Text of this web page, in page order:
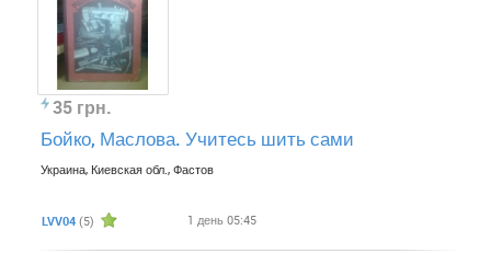
35 грн.
Бойко, Маслова. Учитесь шить сами
Украина, Киевская обл., Фастов
LVV04 (5) 1 день 05:45